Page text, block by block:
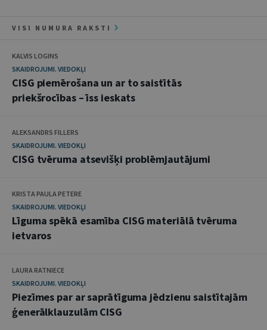
VISI NUMURA RAKSTI
KALVIS LOGINS
SKAIDROJUMI. VIEDOKĻI
CISG piemērošana un ar to saistītās
priekšrocības – īss ieskats
ALEKSANDRS FILLERS
SKAIDROJUMI. VIEDOKĻI
CISG tvēruma atsevišķi problēmjautājumi
KRISTA PAULA PETERE
SKAIDROJUMI. VIEDOKĻI
Līguma spēkā esamība CISG materiālā tvēruma
ietvaros
LAURA RATNIECE
SKAIDROJUMI. VIEDOKĻI
Piezīmes par ar saprātīguma jēdzienu saistītajām
ģenerālklauzulām CISG